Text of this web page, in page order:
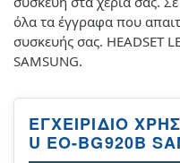
όλα τα έγγραφα που
συσκευής σας. HEADSET
SAMSUNG.
ΕΓΧΕΙΡΊΔΙΟ
U EO-BG920B